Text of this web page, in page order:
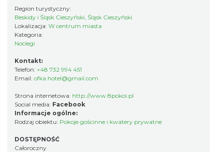
Region turystyczny:
Beskidy i Śląsk Cieszyński, Śląsk Cieszyński
Lokalizacja: W centrum miasta
Kategoria:
Noclegi
Kontakt:
Telefon: +48 732 994 451
Email: ofka.hotel@gmail.com
Strona internetowa: http://www.8pokoi.pl
Social media: Facebook
Informacje ogólne:
Rodzaj obiektu: Pokoje gościnne i kwatery prywatne
DOSTĘPNOŚĆ
Całoroczny